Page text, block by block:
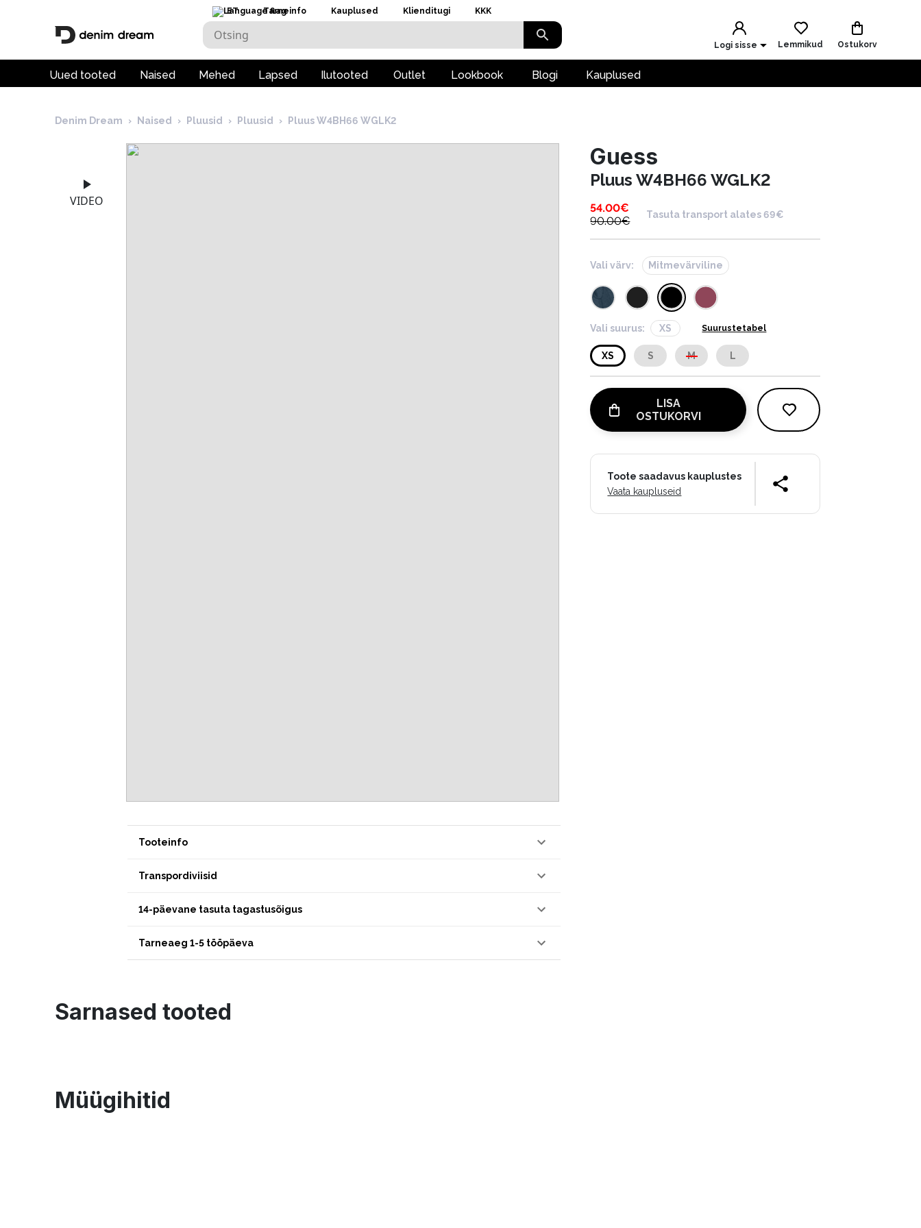
ET Tarneinfo Kauplused Klienditugi KKK
Logi sisse Lemmikud Ostukorv
Uued tooted Naised Mehed Lapsed Ilutooted Outlet Lookbook Blogi Kauplused
Denim Dream › Naised › Pluusid › Pluusid › Pluus W4BH66 WGLK2
VIDEO
Tooteinfo
Transpordiviisid
14-päevane tasuta tagastusõigus
Tarneaeg 1-5 tööpäeva
Guess
Pluus W4BH66 WGLK2
54.00€
90.00€
Tasuta transport alates 69€
Vali värv: Mitmevärviline
Vali suurus: XS Suurustetabel
XS S M L
LISA
OSTUKORVI
Toote saadavus kauplustes
Vaata kaupluseid
Sarnased tooted
Müügihitid